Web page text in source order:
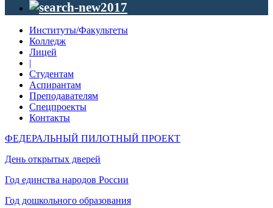
Институты/Факультеты
Колледж
Лицей
|
Студентам
Аспирантам
Преподавателям
Спецпроекты
Контакты
ФЕДЕРАЛЬНЫЙ ПИЛОТНЫЙ ПРОЕКТ
День открытых дверей
Год единства народов России
Год дошкольного образования